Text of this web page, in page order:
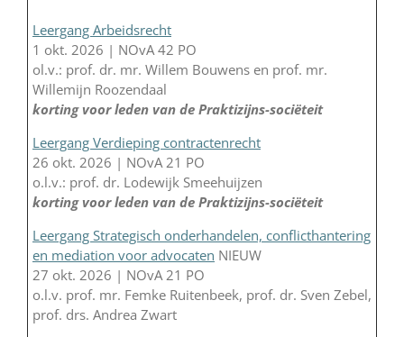
Leergang Arbeidsrecht
1 okt. 2026 | NOvA 42 PO
ol.v.: prof. dr. mr. Willem Bouwens en prof. mr.
Willemijn Roozendaal
korting voor leden van de Praktizijns-sociëteit
Leergang Verdieping contractenrecht
26 okt. 2026 | NOvA 21 PO
o.l.v.: prof. dr. Lodewijk Smeehuijzen
korting voor leden van de Praktizijns-sociëteit
Leergang Strategisch onderhandelen, conflicthantering
en mediation voor advocaten NIEUW
27 okt. 2026 | NOvA 21 PO
o.l.v. prof. mr. Femke Ruitenbeek, prof. dr. Sven Zebel,
prof. drs. Andrea Zwart